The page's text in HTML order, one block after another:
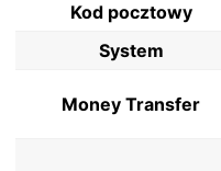
Kod pocztowy
System
Money Transfer